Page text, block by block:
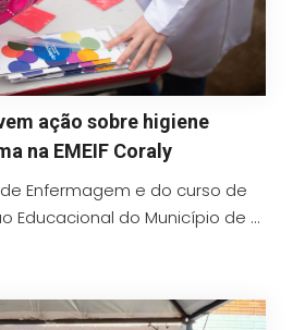
ação sobre higiene
na EMEIF Coraly
Enfermagem e do curso de
Educacional do Município de ...